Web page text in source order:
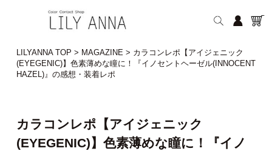
LILYANNA TOP > MAGAZINE> カラコンレポ【アイジェニック
(EYEGENIC)】色素薄めな瞳に！『イノセントヘーゼル(INNOCENT
HAZEL)』の感想・装着レポ
カラコンレポ【アイジェニック
(EYEGENIC)】色素薄めな瞳に！『イノ